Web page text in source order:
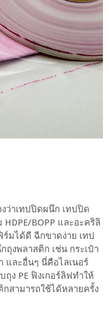
ว่าเทปปิดผนึก เทปปิด
BOPP และอะคริลิ
มได้ดี ฉีกขาดง่าย เทป
งพลาสติก เช่น กระเป๋า
และอื่นๆ นี่คือไลเนอร์
ถุง PE ฟิงเกอร์ลิฟทำให้
กสามารถใช้ได้หลายครั้ง